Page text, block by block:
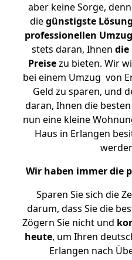
aber keine Sorge,
diegünstigste Lösung
professionellen
stets daran, Ihnen die
Preisezu bieten. Wir
bei einem Umzug von
Geld zu sparen, und
daran, Ihnen die
nun eine kleine
Haus in Erlangen
Wir haben immer die
Sparen Sie sich die
darum, dass Sie die
Zögern Sie nicht und
heute, um Ihren
Erlangen nach